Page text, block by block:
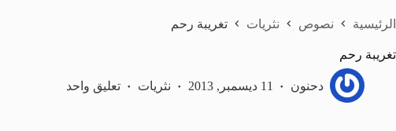
الرئيسية نصوص نثريات تغريبة رحم
تغريبة رحم
دحنون 11 ديسمبر, 2013 نثريات تعليق واحد